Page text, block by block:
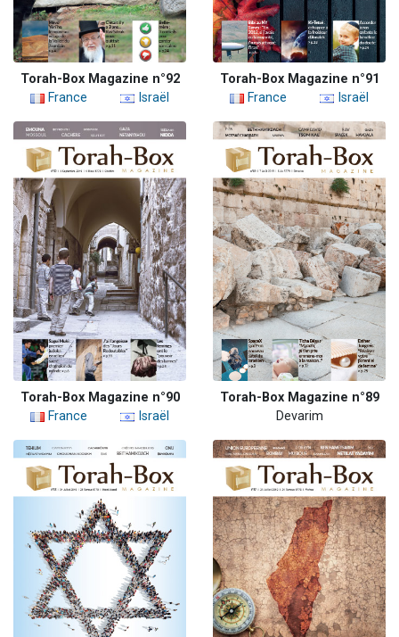
Torah-Box Magazine n°92
France
Israël
Torah-Box Magazine n°91
France
Israël
Torah-Box Magazine n°90
France
Israël
Torah-Box Magazine n°89
Devarim